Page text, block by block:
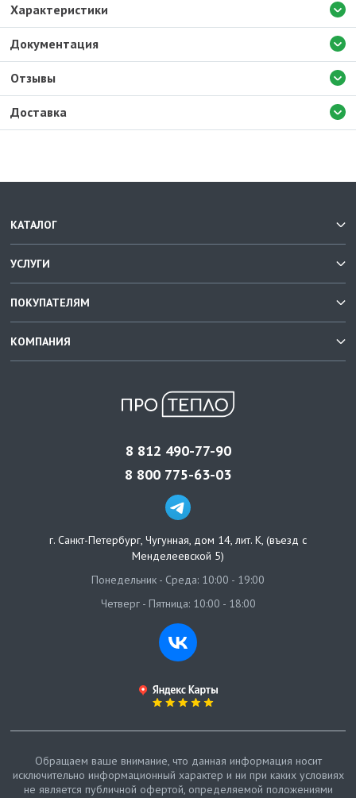
Доставка
Характеристики
Документация
Отзывы
КАТАЛОГ
УСЛУГИ
ПОКУПАТЕЛЯМ
КОМПАНИЯ
8 812 490-77-90
8 800 775-63-03
г. Санкт-Петербург, Чугунная, дом 14, лит. К, (въезд с
Менделеевской 5)
Понедельник - Среда: 10:00 - 19:00
Четверг - Пятница: 10:00 - 18:00
Обращаем ваше внимание, что данная информация носит
исключительно информационный характер и ни при каких условиях
не является публичной офертой, определяемой положениями